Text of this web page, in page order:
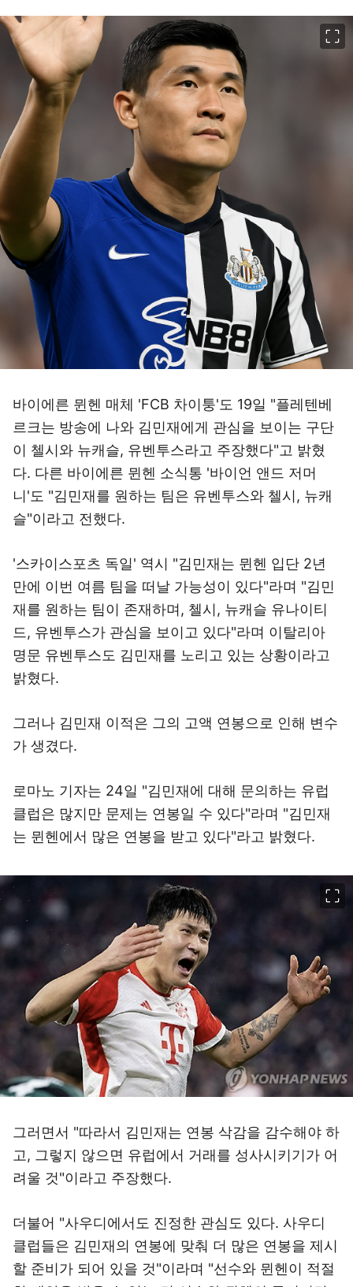
바이에른 뮌헨 매체 'FCB 차이퉁'도 19일 "플레텐베
르크는 방송에 나와 김민재에게 관심을 보이는 구단
이 첼시와 뉴캐슬, 유벤투스라고 주장했다"고 밝혔
다. 다른 바이에른 뮌헨 소식통 '바이언 앤드 저머
니'도 "김민재를 원하는 팀은 유벤투스와 첼시, 뉴캐
슬"이라고 전했다.
'스카이스포츠 독일' 역시 "김민재는 뮌헨 입단 2년
만에 이번 여름 팀을 떠날 가능성이 있다"라며 "김민
재를 원하는 팀이 존재하며, 첼시, 뉴캐슬 유나이티
드, 유벤투스가 관심을 보이고 있다"라며 이탈리아
명문 유벤투스도 김민재를 노리고 있는 상황이라고
밝혔다.
그러나 김민재 이적은 그의 고액 연봉으로 인해 변수
가 생겼다.
로마노 기자는 24일 "김민재에 대해 문의하는 유럽
클럽은 많지만 문제는 연봉일 수 있다"라며 "김민재
는 뮌헨에서 많은 연봉을 받고 있다"라고 밝혔다.
그러면서 "따라서 김민재는 연봉 삭감을 감수해야 하
고, 그렇지 않으면 유럽에서 거래를 성사시키기가 어
려울 것"이라고 주장했다.
더불어 "사우디에서도 진정한 관심도 있다. 사우디
클럽들은 김민재의 연봉에 맞춰 더 많은 연봉을 제시
할 준비가 되어 있을 것"이라며 "선수와 뮌헨이 적절